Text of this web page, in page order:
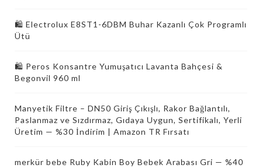
🛍 Electrolux E8ST1-6DBM Buhar Kazanlı Çok Programlı
Ütü
🛍️ Peros Konsantre Yumuşatıcı Lavanta Bahçesi &
Begonvil 960 ml
Manyetik Filtre – DN50 Giriş Çıkışlı, Rakor Bağlantılı,
Paslanmaz ve Sızdırmaz, Gıdaya Uygun, Sertifikalı, Yerli
Üretim — %30 İndirim | Amazon TR Fırsatı
merkür bebe Ruby Kabin Boy Bebek Arabası Gri — %40